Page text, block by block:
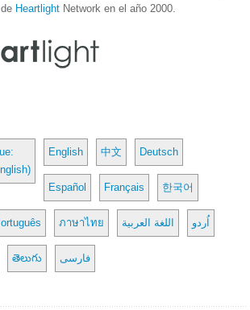
Heartlight Network en el año 2000.
English 中文 Deutsch
Español Français 한국어
ภาษาไทย اللغة العربية اُردو
తెలుగు فارسی